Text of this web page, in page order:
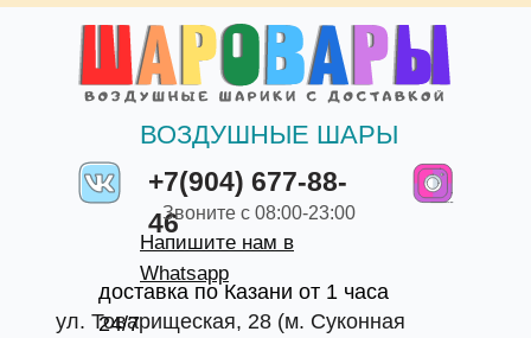
+7(904) 677-88-
46
ВОЗДУШНЫЕ ШАРЫ
доставка по Казани от 1 часа
24/7
Звоните с 08:00-23:00
Напишите нам в
Whatsapp
ул. Товарищеская, 28 (м. Суконная